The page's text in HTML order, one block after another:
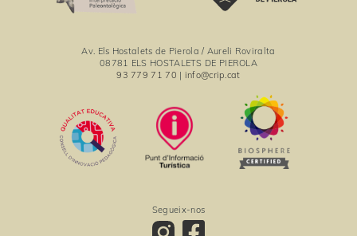
Av. Els Hostalets de Pierola / Aureli Roviralta
08781 ELS HOSTALETS DE PIEROLA
93 779 71 70 | info@crip.cat
Segueix-nos